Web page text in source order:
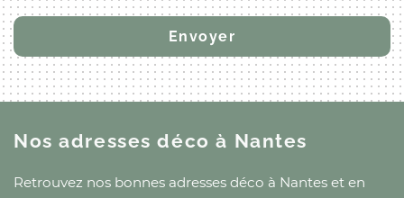
Nos adresses décoà Nantes
Retrouvez nos bonnes adresses déco à Nantes et en